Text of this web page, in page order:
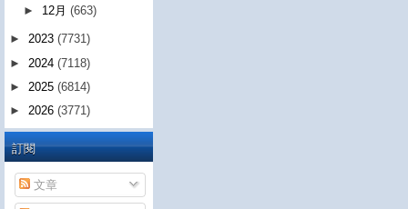
► 12月(663)
► 2023 (7731)
► 2024 (7118)
► 2025 (6814)
► 2026 (3771)
訂閱
文章